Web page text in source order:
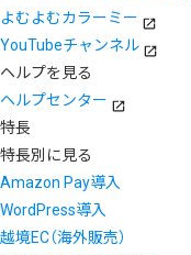
よむよむカラーミー
YouTubeチャンネル
ヘルプを見る
ヘルプセンター
特長
特長別に見る
Amazon Pay導入
WordPress導入
越境EC（海外販売）